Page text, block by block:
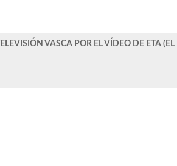
VASCA POR EL VÍDEO DE ETA (EL